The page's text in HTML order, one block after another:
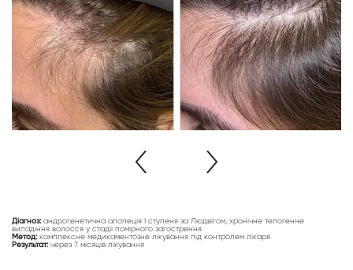
Діагноз:андрогенетична алопеція І ступеня за Людвігом, хронічне телогенне
випадіння волосся у стадії помірного загострення
Метод:комплексне медикаментозне лікування під контролем лікаря
Результат:через 7 місяців лікування